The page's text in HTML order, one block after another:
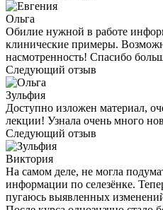
Ольга
Обилие нужной в работе
клинические примеры.
насмотренность! Спасибо
Следующий отзыв
Зульфия
Доступно изложен материал,
лекции! Узнала очень много
Следующий отзыв
Виктория
На самом деле, не могла
информации по селезёнке.
пугаюсь выявленных